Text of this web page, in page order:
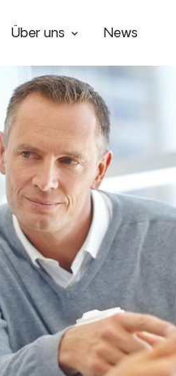
Über uns News